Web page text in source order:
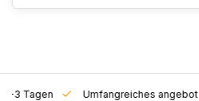
1-3 Tagen Umfangreiches angebot